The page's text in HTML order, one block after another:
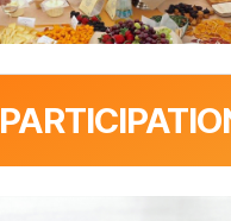
퐁 뒤: 500KG 용량 대형
1. 참가자 모집 후 숙성치
2. 임실 특산품 및 빵, 방울
지정환 홀
10월 8일(수) ~ 12일